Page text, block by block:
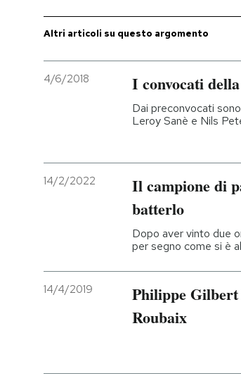
CALENDARIO
Altri articoli su questo argomento
4/6/2018 I convocati
Dai preconvocati
Leroy Sanè e Nils
14/2/2022
Il campione di
batterlo
Dopo aver vinto due
per segno come si è
14/4/2019
Philippe Gilbert
Roubaix